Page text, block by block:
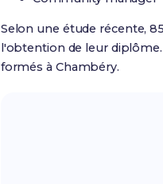
Selon une étude récente,
l'obtention de leur
formés à Chambéry.